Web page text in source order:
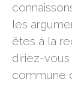
les
êtes à la
diriez-
commune